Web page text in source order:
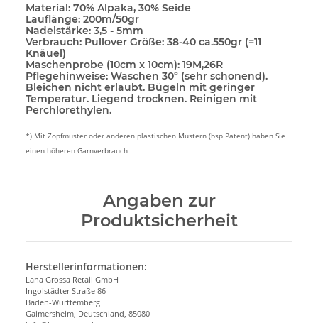
Material: 70% Alpaka, 30% Seide
Lauflänge: 200m/50gr
Nadelstärke: 3,5 - 5mm
Verbrauch: Pullover Größe: 38-40 ca.550gr (=11
Knäuel)
Maschenprobe (10cm x 10cm): 19M,26R
Pflegehinweise: Waschen 30° (sehr schonend).
Bleichen nicht erlaubt. Bügeln mit geringer
Temperatur. Liegend trocknen. Reinigen mit
Perchlorethylen.
*) Mit Zopfmuster oder anderen plastischen Mustern (bsp Patent) haben Sie
einen höheren Garnverbrauch
Angaben zur
Produktsicherheit
Herstellerinformationen:
Lana Grossa Retail GmbH
Ingolstädter Straße 86
Baden-Württemberg
Gaimersheim, Deutschland, 85080